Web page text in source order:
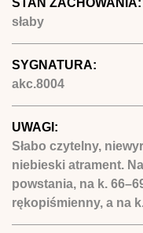
słaby
SYGNATURA:
akc.8004
UWAGI:
Słabo czytelny,
niebieski atrament.
powstania, na k.
rękopiśmienny, a na